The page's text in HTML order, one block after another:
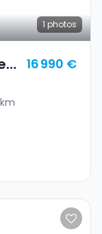
1 photos
16 990 €